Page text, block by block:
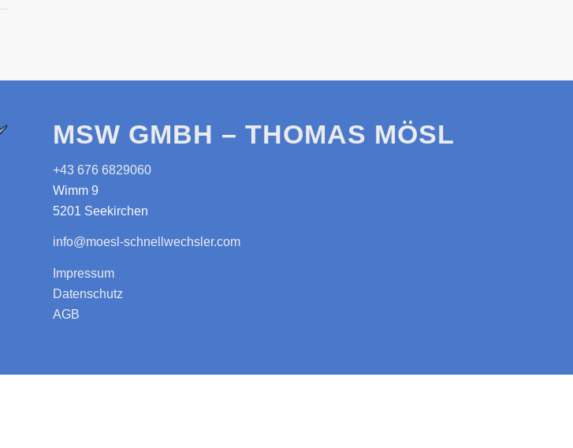
MSW GMBH – THOMAS MÖSL
+43 676 6829060
Wimm 9
5201 Seekirchen
info@moesl-schnellwechsler.com
Impressum
Datenschutz
AGB